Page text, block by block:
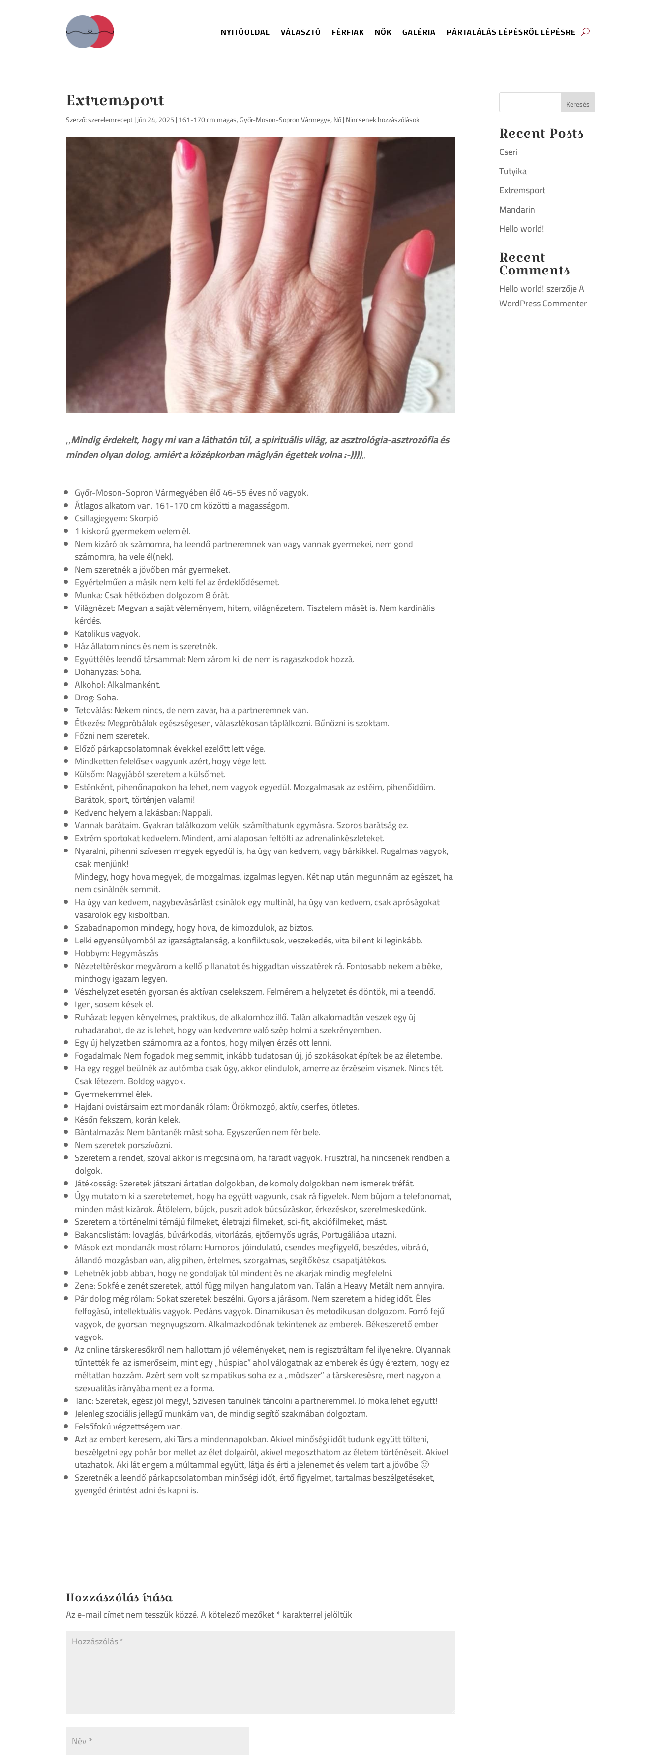
NYITÓOLDAL VÁLASZTÓ FÉRFIAK NŐK GALÉRIA PÁRTALÁLÁS LÉPÉSRŐL LÉPÉSRE
Extremsport
Szerző:szerelemrecept|jún 24, 2025|161-170 cm magas,Győr-Moson-Sopron Vármegye,Nő|Nincsenek hozzászólások
,,Mindig érdekelt, hogy mi van a láthatón túl, a spirituális világ, az asztrológia-asztrozófia és
minden olyan dolog, amiért a középkorban máglyán égettek volna :-))))„
Győr-Moson-Sopron Vármegyében élő 46-55 éves nő vagyok.
Átlagos alkatom van. 161-170 cm közötti a magasságom.
Csillagjegyem: Skorpió
1 kiskorú gyermekem velem él.
Nem kizáró ok számomra, ha leendő partneremnek van vagy vannak gyermekei, nem gond
számomra, ha vele él(nek).
Nem szeretnék a jövőben már gyermeket.
Egyértelműen a másik nem kelti fel az érdeklődésemet.
Munka: Csak hétközben dolgozom 8 órát.
Világnézet: Megvan a saját véleményem, hitem, világnézetem. Tisztelem másét is. Nem kardinális
kérdés.
Katolikus vagyok.
Háziállatom nincs és nem is szeretnék.
Együttélés leendő társammal: Nem zárom ki, de nem is ragaszkodok hozzá.
Dohányzás: Soha.
Alkohol: Alkalmanként.
Drog: Soha.
Tetoválás: Nekem nincs, de nem zavar, ha a partneremnek van.
Étkezés: Megpróbálok egészségesen, választékosan táplálkozni. Bűnözni is szoktam.
Főzni nem szeretek.
Előző párkapcsolatomnak évekkel ezelőtt lett vége.
Mindketten felelősek vagyunk azért, hogy vége lett.
Külsőm: Nagyjából szeretem a külsőmet.
Esténként, pihenőnapokon ha lehet, nem vagyok egyedül. Mozgalmasak az estéim, pihenőidőim.
Barátok, sport, történjen valami!
Kedvenc helyem a lakásban: Nappali.
Vannak barátaim. Gyakran találkozom velük, számíthatunk egymásra. Szoros barátság ez.
Extrém sportokat kedvelem. Mindent, ami alaposan feltölti az adrenalinkészleteket.
Nyaralni, pihenni szívesen megyek egyedül is, ha úgy van kedvem, vagy bárkikkel. Rugalmas vagyok,
csak menjünk!
Mindegy, hogy hova megyek, de mozgalmas, izgalmas legyen. Két nap után megunnám az egészet, ha
nem csinálnék semmit.
Ha úgy van kedvem, nagybevásárlást csinálok egy multinál, ha úgy van kedvem, csak apróságokat
vásárolok egy kisboltban.
Szabadnapomon mindegy, hogy hova, de kimozdulok, az biztos.
Lelki egyensúlyomból az igazságtalanság, a konfliktusok, veszekedés, vita billent ki leginkább.
Hobbym: Hegymászás
Nézeteltéréskor megvárom a kellő pillanatot és higgadtan visszatérek rá. Fontosabb nekem a béke,
minthogy igazam legyen.
Vészhelyzet esetén gyorsan és aktívan cselekszem. Felmérem a helyzetet és döntök, mi a teendő.
Igen, sosem kések el.
Ruházat: legyen kényelmes, praktikus, de alkalomhoz illő. Talán alkalomadtán veszek egy új
ruhadarabot, de az is lehet, hogy van kedvemre való szép holmi a szekrényemben.
Egy új helyzetben számomra az a fontos, hogy milyen érzés ott lenni.
Fogadalmak: Nem fogadok meg semmit, inkább tudatosan új, jó szokásokat építek be az életembe.
Ha egy reggel beülnék az autómba csak úgy, akkor elindulok, amerre az érzéseim visznek. Nincs tét.
Csak létezem. Boldog vagyok.
Gyermekemmel élek.
Hajdani ovistársaim ezt mondanák rólam: Örökmozgó, aktív, cserfes, ötletes.
Későn fekszem, korán kelek.
Bántalmazás: Nem bántanék mást soha. Egyszerűen nem fér bele.
Nem szeretek porszívózni.
Szeretem a rendet, szóval akkor is megcsinálom, ha fáradt vagyok. Frusztrál, ha nincsenek rendben a
dolgok.
Játékosság: Szeretek játszani ártatlan dolgokban, de komoly dolgokban nem ismerek tréfát.
Úgy mutatom ki a szeretetemet, hogy ha együtt vagyunk, csak rá figyelek. Nem bújom a telefonomat,
minden mást kizárok. Átölelem, bújok, puszit adok búcsúzáskor, érkezéskor, szerelmeskedünk.
Szeretem a történelmi témájú filmeket, életrajzi filmeket, sci-fit, akciófilmeket, mást.
Bakancslistám: lovaglás, búvárkodás, vitorlázás, ejtőernyős ugrás, Portugáliába utazni.
Mások ezt mondanák most rólam: Humoros, jóindulatú, csendes megfigyelő, beszédes, vibráló,
állandó mozgásban van, alig pihen, értelmes, szorgalmas, segítőkész, csapatjátékos.
Lehetnék jobb abban, hogy ne gondoljak túl mindent és ne akarjak mindig megfelelni.
Zene: Sokféle zenét szeretek, attól függ milyen hangulatom van. Talán a Heavy Metált nem annyira.
Pár dolog még rólam: Sokat szeretek beszélni. Gyors a járásom. Nem szeretem a hideg időt. Éles
felfogású, intellektuális vagyok. Pedáns vagyok. Dinamikusan és metodikusan dolgozom. Forró fejű
vagyok, de gyorsan megnyugszom. Alkalmazkodónak tekintenek az emberek. Békeszerető ember
vagyok.
Az online társkeresőkről nem hallottam jó véleményeket, nem is regisztráltam fel ilyenekre. Olyannak
tűntették fel az ismerőseim, mint egy „húspiac” ahol válogatnak az emberek és úgy éreztem, hogy ez
méltatlan hozzám. Azért sem volt szimpatikus soha ez a „módszer” a társkeresésre, mert nagyon a
szexualitás irányába ment ez a forma.
Tánc: Szeretek, egész jól megy!, Szívesen tanulnék táncolni a partneremmel. Jó móka lehet együtt!
Jelenleg szociális jellegű munkám van, de mindig segítő szakmában dolgoztam.
Felsőfokú végzettségem van.
Azt az embert keresem, aki Társ a mindennapokban. Akivel minőségi időt tudunk együtt tölteni,
beszélgetni egy pohár bor mellet az élet dolgairól, akivel megoszthatom az életem történéseit. Akivel
utazhatok. Aki lát engem a múltammal együtt, látja és érti a jelenemet és velem tart a jövőbe 🙂
Szeretnék a leendő párkapcsolatomban minőségi időt, értő figyelmet, tartalmas beszélgetéseket,
gyengéd érintést adni és kapni is.
Hozzászólás írása
Az e-mail címet nem tesszük közzé.A kötelező mezőket*karakterrel jelöltük
Keresés
Recent Posts
Cseri
Tutyika
Extremsport
Mandarin
Hello world!
Recent
Comments
Hello world!szerzőjeA
WordPress Commenter